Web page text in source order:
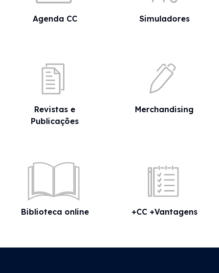
Agenda CC Simuladores
Revistas e
Publicações
Merchandising
Biblioteca online +CC +Vantagens